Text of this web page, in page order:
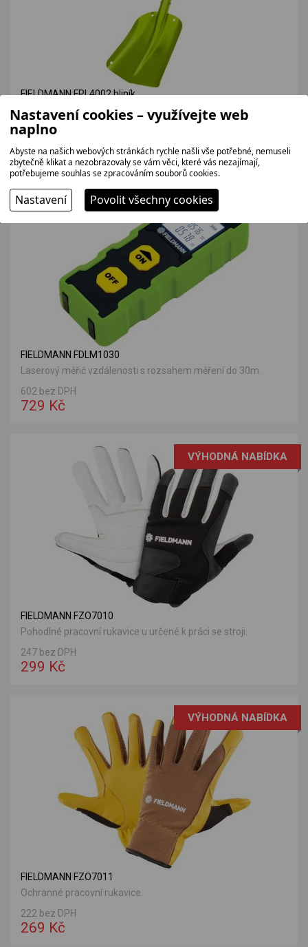
FIELDMANN FPL4002 hliník
Teleskopická hliníková lopatka s eloxovaným povrchem.
330 bez DPH
399 Kč
VÝHODNÁ NABÍDKA
FIELDMANN FDLM1030
Laserový měřič vzdálenosti s rozsahem měření do 30m.
602 bez DPH
729 Kč
VÝHODNÁ NABÍDKA
FIELDMANN FZO7010
Pohodlné pracovní rukavice u určené k práci se stroji.
247 bez DPH
299 Kč
VÝHODNÁ NABÍDKA
FIELDMANN FZO7011
Ochranné pracovní rukavice.
222 bez DPH
269 Kč
Nastavení cookies – využívejte web
naplno
Abyste na našich webových stránkách rychle našli vše potřebné, nemuseli
zbytečně klikat a nezobrazovaly se vám věci, které vás nezajímají,
potřebujeme souhlas se zpracováním souborů cookies.
Nastavení Povolit všechny cookies